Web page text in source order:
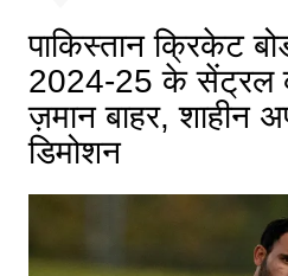
पाकिस्तान क्रिकेट
2024-25 के सेंट्रल
ज़मान बाहर, शाहीन
डिमोशन